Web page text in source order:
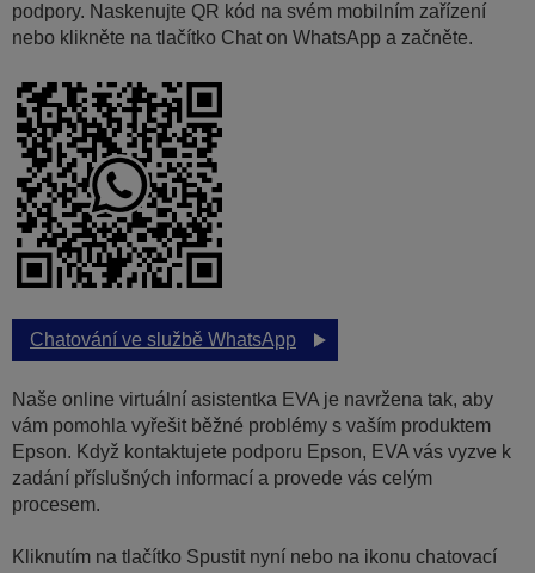
podpory. Naskenujte QR kód na svém mobilním zařízení
nebo klikněte na tlačítko Chat on WhatsApp a začněte.
Chatování ve službě WhatsApp
Naše online virtuální asistentka EVA je navržena tak, aby
vám pomohla vyřešit běžné problémy s vaším produktem
Epson. Když kontaktujete podporu Epson, EVA vás vyzve k
zadání příslušných informací a provede vás celým
procesem.
Kliknutím na tlačítko Spustit nyní nebo na ikonu chatovací